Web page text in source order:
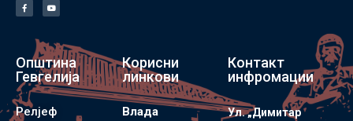
Општина
Гевгелија
Релјеф
Корисни
линкови
Влада
Контакт
инфромации
Ул. „Димитар